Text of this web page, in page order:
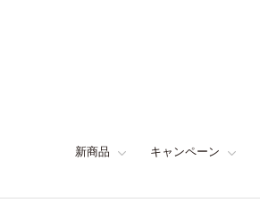
新商品 キャンペーン